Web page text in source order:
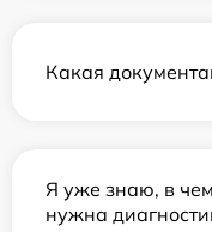
Какая
Я уже знаю, в
нужна